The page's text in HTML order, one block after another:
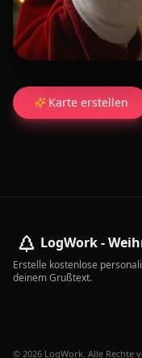
Karte erstellen
LogWork -
Erstelle kostenlose
deinem Grußtext.
© 2026 LogWork. Alle Rechte